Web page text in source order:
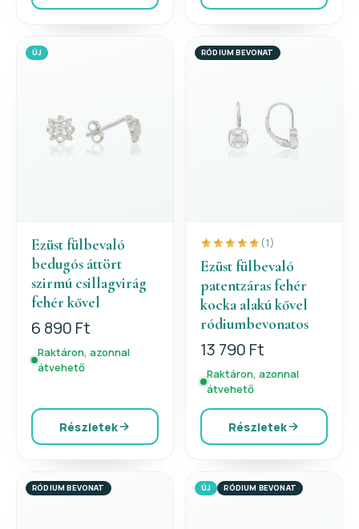
ÚJ
Ezüst fülbevaló
bedugós áttört
szirmú csillagvirág
fehér kővel
6 890 Ft
Raktáron, azonnal
átvehető
Részletek
RÓDIUM BEVONAT
(1)
Ezüst fülbevaló
patentzáras fehér
kocka alakú kővel
ródiumbevonatos
13 790 Ft
Raktáron, azonnal
átvehető
Részletek
RÓDIUM BEVONAT ÚJ RÓDIUM BEVONAT